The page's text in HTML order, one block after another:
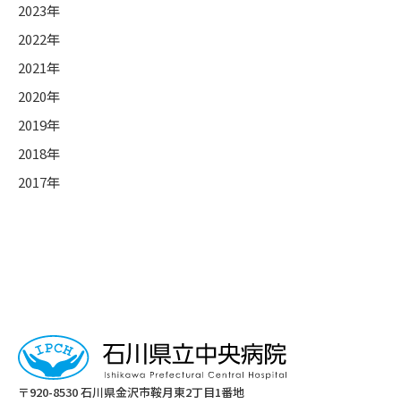
2023年
2022年
2021年
2020年
2019年
2018年
2017年
〒920-8530 ⽯川県⾦沢市鞍⽉東2丁⽬1番地